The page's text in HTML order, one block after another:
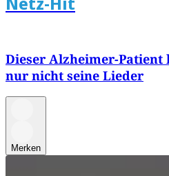
Dieser Alzheimer-Patient
nur nicht seine Lieder
Merken